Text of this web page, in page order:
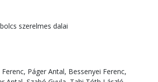
szerelmes dalai
Páger Antal, Bessenyei Ferenc,